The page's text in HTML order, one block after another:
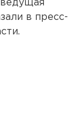
в пресс-